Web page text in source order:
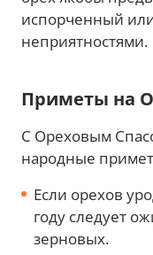
испорченный
неприятностями.
Приметы на
С Ореховым
народные
Если орехов
году следует
зерновых.